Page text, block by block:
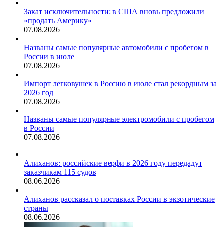
Закат исключительности: в США вновь предложили
«продать Америку»
07.08.2026
Названы самые популярные автомобили с пробегом в
России в июле
07.08.2026
Импорт легковушек в Россию в июле стал рекордным за
2026 год
07.08.2026
Названы самые популярные электромобили с пробегом
в России
07.08.2026
Алиханов: российские верфи в 2026 году передадут
заказчикам 115 судов
08.06.2026
Алиханов рассказал о поставках России в экзотические
страны
08.06.2026